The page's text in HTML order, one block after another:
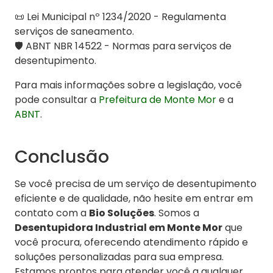
📜 Lei Municipal nº 1234/2020 - Regulamenta
serviços de saneamento.
🛡️ ABNT NBR 14522 - Normas para serviços de
desentupimento.
Para mais informações sobre a legislação, você
pode consultar a Prefeitura de Monte More a
ABNT.
Conclusão
Se você precisa de um serviço de desentupimento
eficiente e de qualidade, não hesite em entrar em
contato com a Bio Soluções. Somos a
Desentupidora Industrial em Monte Morque
você procura, oferecendo atendimento rápido e
soluções personalizadas para sua empresa.